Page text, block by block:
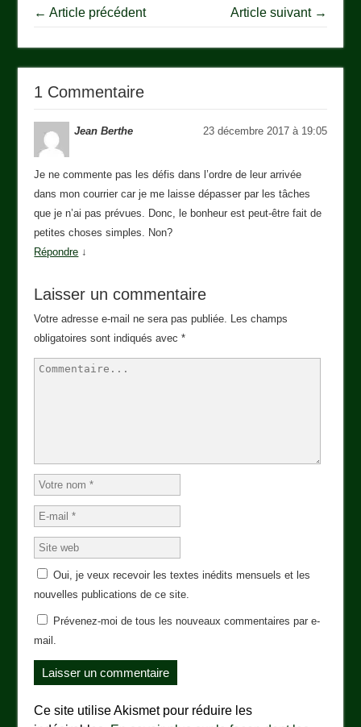
← Article précédent Article suivant →
1 Commentaire
Jean Berthe 23 décembre 2017 à 19:05
Je ne commente pas les défis dans l’ordre de leur arrivée
dans mon courrier car je me laisse dépasser par les tâches
que je n’ai pas prévues. Donc, le bonheur est peut-être fait de
petites choses simples. Non?
Répondre ↓
Laisser un commentaire
Votre adresse e-mail ne sera pas publiée. Les champs
obligatoires sont indiqués avec*
Oui, je veux recevoir les textes inédits mensuels et les
nouvelles publications de ce site.
Prévenez-moi de tous les nouveaux commentaires par e-
mail.
Ce site utilise Akismet pour réduire les